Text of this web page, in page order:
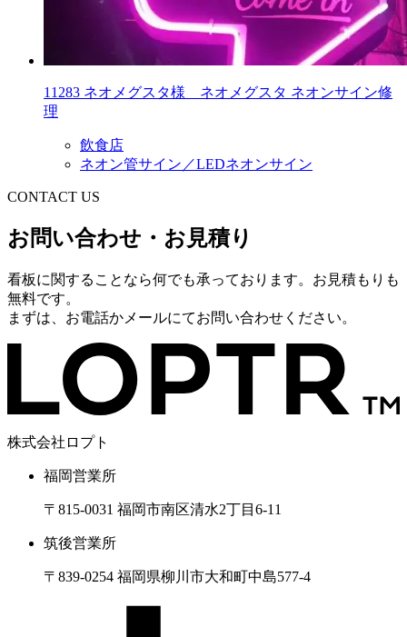
11283 ネオメグスタ様 ネオメグスタ ネオンサイン修
理
飲食店
ネオン管サイン／LEDネオンサイン
CONTACT US
お問い合わせ・お見積り
看板に関することなら何でも承っております。お見積もりも
無料です。
まずは、お電話かメールにてお問い合わせください。
株式会社ロプト
福岡営業所
〒815-0031 福岡市南区清水2丁目6-11
筑後営業所
〒839-0254 福岡県柳川市大和町中島577-4